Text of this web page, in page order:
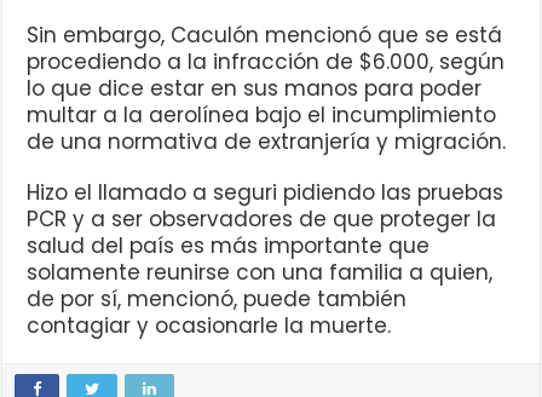
Sin embargo, Caculón mencionó que se está
procediendo a la infracción de $6.000, según
lo que dice estar en sus manos para poder
multar a la aerolínea bajo el incumplimiento
de una normativa de extranjería y migración.
Hizo el llamado a seguri pidiendo las pruebas
PCR y a ser observadores de que proteger la
salud del país es más importante que
solamente reunirse con una familia a quien,
de por sí, mencionó, puede también
contagiar y ocasionarle la muerte.